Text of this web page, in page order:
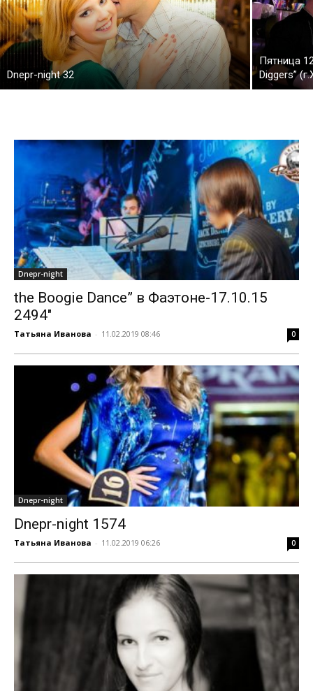
Dnepr-night 32
Пятница
Diggers”
Dnepr-night
the Boogie Dance” в Фаэтоне-17.10.15
2494″
Татьяна Иванова - 11.02.2019 08:46 0
Dnepr-night
Dnepr-night 1574
Татьяна Иванова - 11.02.2019 06:26 0